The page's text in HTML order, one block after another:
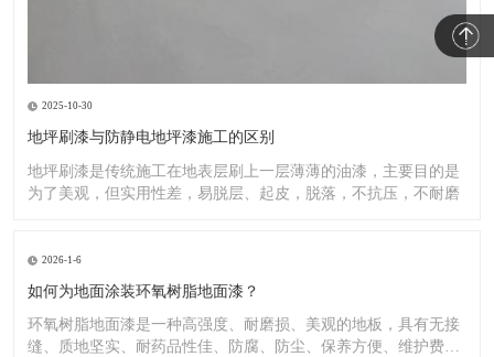
2025-10-30
地坪刷漆与防静电地坪漆施工的区别
地坪刷漆是传统施工在地表层刷上一层薄薄的油漆，主要目的是
为了美观，但实用性差，易脱层、起皮，脱落，不抗压，不耐磨
2026-1-6
如何为地面涂装环氧树脂地面漆？
环氧树脂地面漆是一种高强度、耐磨损、美观的地板，具有无接
缝、质地坚实、耐药品性佳、防腐、防尘、保养方便、维护费用